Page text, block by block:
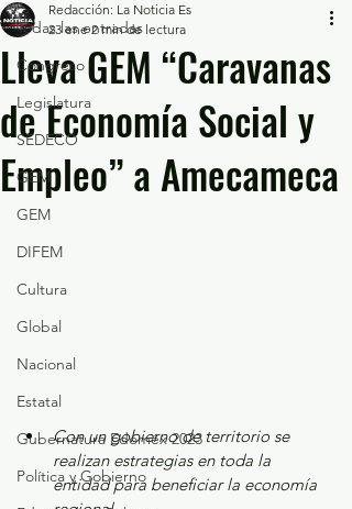
Todas las entradas
Congreso
Legislatura
SEDECO
GEM
GEM
DIFEM
Cultura
Global
Nacional
Estatal
Gubernatura Edoméx 2023
Política y Gobierno
Lleva GEM “Caravanas
de Economía Social y
Empleo” a Amecameca
Redacción: La Noticia Es
23 ene 2 min de lectura
Con un gobierno de territorio se
realizan estrategias en toda la
entidad para beneficiar la economía